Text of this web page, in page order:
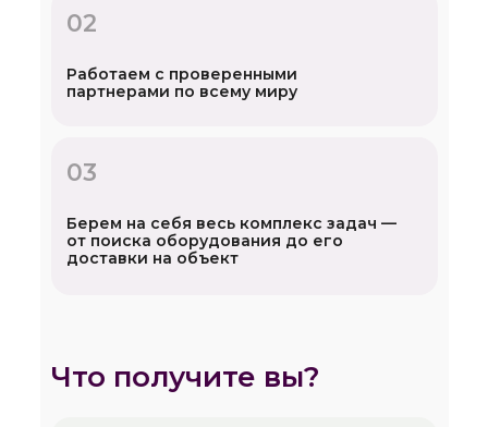
02
Работаем с проверенными
партнерами по всему миру
03
Берем на себя весь комплекс задач —
от поиска оборудования до его
доставки на объект
Что получите вы?